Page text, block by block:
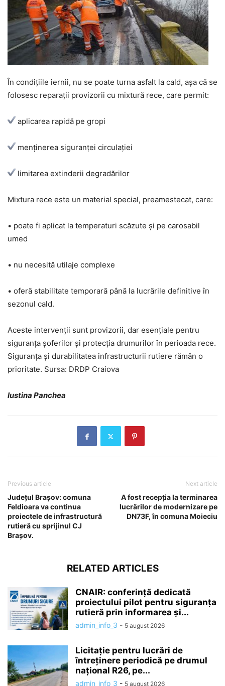
În condițiile iernii, nu se poate turna asfalt la cald, așa că se
folosesc reparații provizorii cu mixtură rece, care permit:
aplicarea rapidă pe gropi
menținerea siguranței circulației
limitarea extinderii degradărilor
Mixtura rece este un material special, preamestecat, care:
• poate fi aplicat la temperaturi scăzute și pe carosabil
umed
• nu necesită utilaje complexe
• oferă stabilitate temporară până la lucrările definitive în
sezonul cald.
Aceste intervenții sunt provizorii, dar esențiale pentru
siguranța șoferilor și protecția drumurilor în perioada rece.
Siguranța și durabilitatea infrastructurii rutiere rămân o
prioritate. Sursa: DRDP Craiova
Iustina Panchea
Previous article
Județul Brașov: comuna
Feldioara va continua
proiectele de infrastructură
rutieră cu sprijinul CJ
Brașov.
Next article
A fost recepția la terminarea
lucrărilor de modernizare pe
DN73F, în comuna Moieciu
RELATED ARTICLES
CNAIR: conferință dedicată
proiectului pilot pentru siguranța
rutieră prin informarea și...
admin_info_3 - 5 august 2026
Licitație pentru lucrări de
întreținere periodică pe drumul
național R26, pe...
admin_info_3 - 5 august 2026